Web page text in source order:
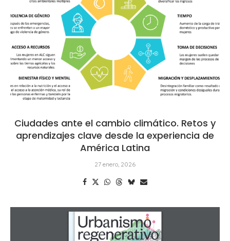
Ciudades ante el cambio climático. Retos y
aprendizajes clave desde la experiencia de
América Latina
27 enero, 2026